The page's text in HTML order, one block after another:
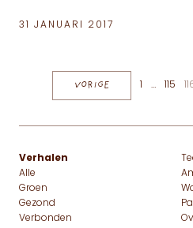
31 JANUARI 2017
Berichten paginering
VORIGE … 115
Verhalen
Alle
Groen
Gezond
Verbonden